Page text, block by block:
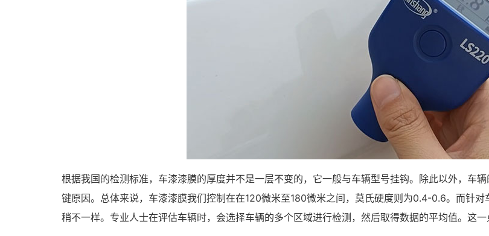
根据我国的检测标准，车漆漆膜的厚度并不是一层不变的，它一般与车辆型号挂钩。除此以外，车
键原因。总体来说，车漆漆膜我们控制在在120微米至180微米之间，莫氏硬度则为0.4-0.6。而针
稍不一样。专业人士在评估车辆时，会选择车辆的多个区域进行检测，然后取得数据的平均值。这一